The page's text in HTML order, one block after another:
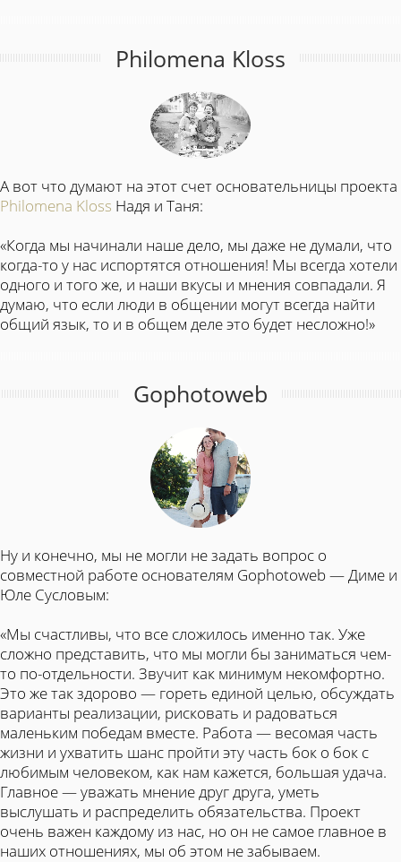
Philomena Kloss
А вот что думают на этот счет основательницы проекта
Philomena Kloss Надя и Таня:
«Когда мы начинали наше дело, мы даже не думали, что
когда-то у нас испортятся отношения! Мы всегда хотели
одного и того же, и наши вкусы и мнения совпадали. Я
думаю, что если люди в общении могут всегда найти
общий язык, то и в общем деле это будет несложно!»
Gophotoweb
Ну и конечно, мы не могли не задать вопрос о
совместной работе основателям Gophotoweb — Диме и
Юле Сусловым:
«Мы счастливы, что все сложилось именно так. Уже
сложно представить, что мы могли бы заниматься чем-
то по-отдельности. Звучит как минимум некомфортно.
Это же так здорово — гореть единой целью, обсуждать
варианты реализации, рисковать и радоваться
маленьким победам вместе. Работа — весомая часть
жизни и ухватить шанс пройти эту часть бок о бок с
любимым человеком, как нам кажется, большая удача.
Главное — уважать мнение друг друга, уметь
выслушать и распределить обязательства. Проект
очень важен каждому из нас, но он не самое главное в
наших отношениях, мы об этом не забываем.